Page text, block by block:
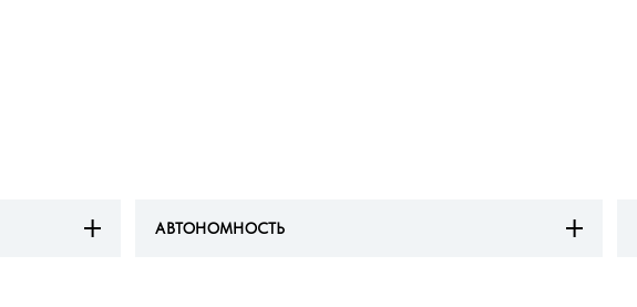
АВТОНОМНОСТЬ